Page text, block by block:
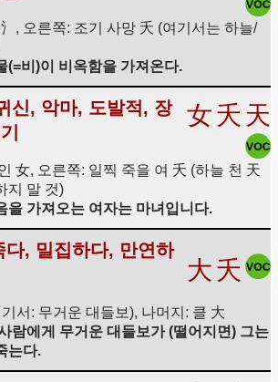
, 오른쪽: 조기 사망 夭 (여기서는 하늘/
(=비)이 비옥함을 가져온다.
신, 악마, 도발적, 장
女夭 天
女, 오른쪽: 일찍 죽을 여 夭 (하늘 천 天
지 말 것)
을 가져오는 여자는 마녀입니다.
다, 밀집하다, 만연하
大夭
서: 무거운 대들보), 나머지: 클 大
람에게 무거운 대들보가 (떨어지면) 그는
는다.